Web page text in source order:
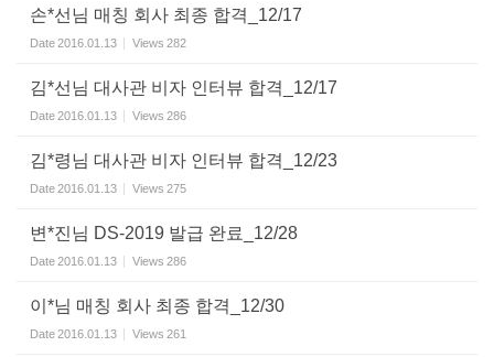
손*선님 매칭 회사 최종 합격_12/17
Date2016.01.13 Views 282
김*선님 대사관 비자 인터뷰 합격_12/17
Date2016.01.13 Views 286
김*령님 대사관 비자 인터뷰 합격_12/23
Date2016.01.13 Views 275
변*진님 DS-2019 발급 완료_12/28
Date2016.01.13 Views 286
이*님 매칭 회사 최종 합격_12/30
Date2016.01.13 Views 261